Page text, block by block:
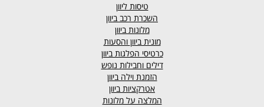
טיסות ליוון
השכרת רכב ביוון
מלונות ביוון
מונית ביוון והסעות
כרטיסי הפלגות ביוון
דילים וחבילות נופש
הזמנת וילה ביוון
אטרקציות ביוון
המלצה על מלונות